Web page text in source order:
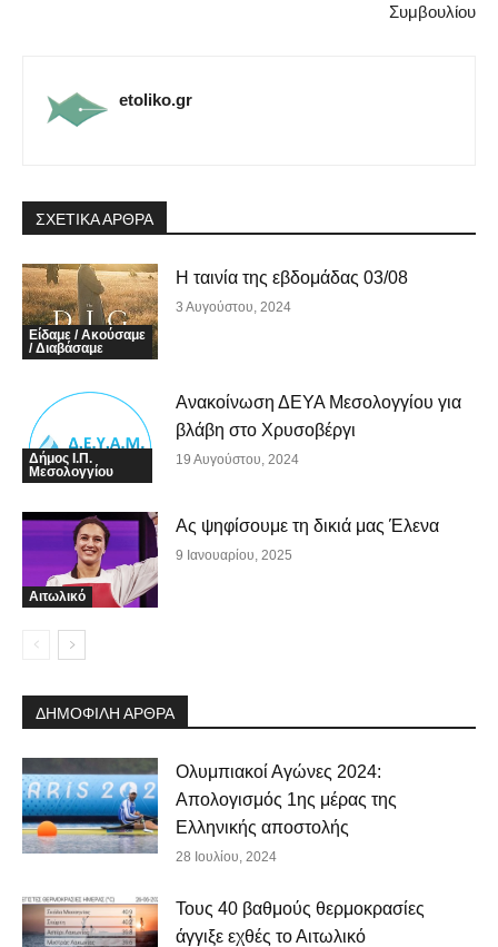
Συμβουλίου
etoliko.gr
ΣΧΕΤΙΚΑ ΑΡΘΡΑ
Είδαμε / Ακούσαμε
/ Διαβάσαμε
Η ταινία της εβδομάδας 03/08
3 Αυγούστου, 2024
Δήμος Ι.Π.
Μεσολογγίου
Ανακοίνωση ΔΕΥΑ Μεσολογγίου για
βλάβη στο Χρυσοβέργι
19 Αυγούστου, 2024
Αιτωλικό
Ας ψηφίσουμε τη δικιά μας Έλενα
9 Ιανουαρίου, 2025
ΔΗΜΟΦΙΛΗ ΑΡΘΡΑ
Ολυμπιακοί Αγώνες 2024:
Απολογισμός 1ης μέρας της
Ελληνικής αποστολής
28 Ιουλίου, 2024
Τους 40 βαθμούς θερμοκρασίες
άγγιξε εχθές το Αιτωλικό